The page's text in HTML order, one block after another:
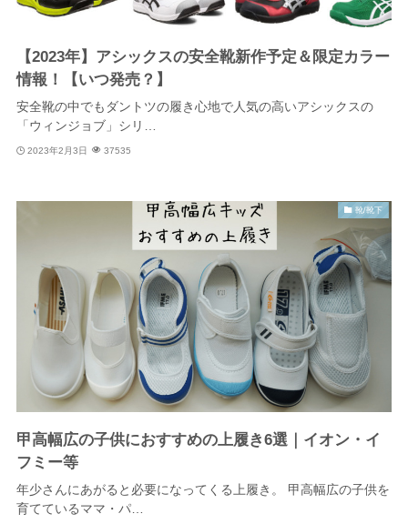
【2023年】アシックスの安全靴新作予定＆限定カラー
情報！【いつ発売？】
安全靴の中でもダントツの履き心地で人気の高いアシックスの
「ウィンジョブ」シリ…
2023年2月3日 37535
靴/靴下
甲高幅広の子供におすすめの上履き6選｜イオン・イ
フミー等
年少さんにあがると必要になってくる上履き。 甲高幅広の子供を
育てているママ・パ…